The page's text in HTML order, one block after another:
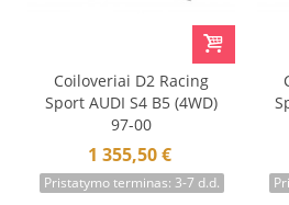
Coiloveriai D2 Racing
Sport AUDI S4 B5 (4WD)
97-00
1 355,50 €
Pristatymo terminas: 3-7 d.d.